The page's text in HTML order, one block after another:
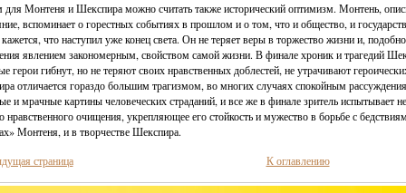
Монтеня и Шекспира можно считать также исторический оптимизм. Монтень,
вспоминает о горестных событиях в прошлом и о том, что и общество, и
что наступил уже конец света. Он не теряет веры в торжество жизни и,
явлением закономерным, свойством самой жизни. В финале хроник и трагедий
герои гибнут, но не теряют своих нравственных доблестей, не утрачивают
отличается гораздо большим трагизмом, во многих случаях спокойным
и мрачные картины человеческих страданий, и все же в финале зритель испытывает
нравственного очищения, укрепляющее его стойкость и мужество в борьбе с
Монтеня, и в творчестве Шекспира.
страница
К оглавлению